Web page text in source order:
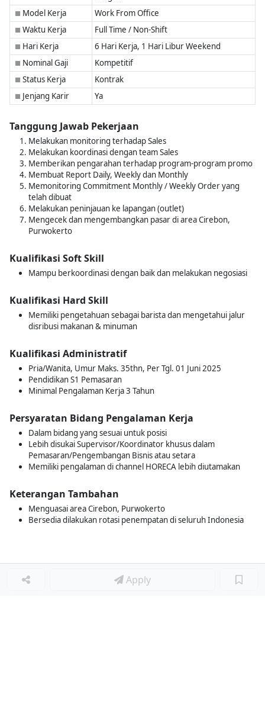
■ Model Kerja Work From Office
■ Waktu Kerja Full Time / Non-Shift
■ Hari Kerja 6 Hari Kerja, 1 Hari Libur Weekend
■ Nominal Gaji Kompetitif
■ Status Kerja Kontrak
■ Jenjang Karir Ya
Tanggung Jawab Pekerjaan
Melakukan monitoring terhadap Sales
Melakukan koordinasi dengan team Sales
Memberikan pengarahan terhadap program-program promo
Membuat Report Daily, Weekly dan Monthly
Memonitoring Commitment Monthly / Weekly Order yang
telah dibuat
Melakukan peninjauan ke lapangan (outlet)
Mengecek dan mengembangkan pasar di area Cirebon,
Purwokerto
Kualifikasi Soft Skill
Mampu berkoordinasi dengan baik dan melakukan negosiasi
Kualifikasi Hard Skill
Memiliki pengetahuan sebagai barista dan mengetahui jalur
disribusi makanan & minuman
Kualifikasi Administratif
Pria/Wanita, Umur Maks. 35thn, Per Tgl. 01 Juni 2025
Pendidikan S1 Pemasaran
Minimal Pengalaman Kerja 3 Tahun
Persyaratan Bidang Pengalaman Kerja
Dalam bidang yang sesuai untuk posisi
Lebih disukai Supervisor/Koordinator khusus dalam
Pemasaran/Pengembangan Bisnis atau setara
Memiliki pengalaman di channel HORECA lebih diutamakan
Keterangan Tambahan
Menguasai area Cirebon, Purwokerto
Bersedia dilakukan rotasi penempatan di seluruh Indonesia
Apply